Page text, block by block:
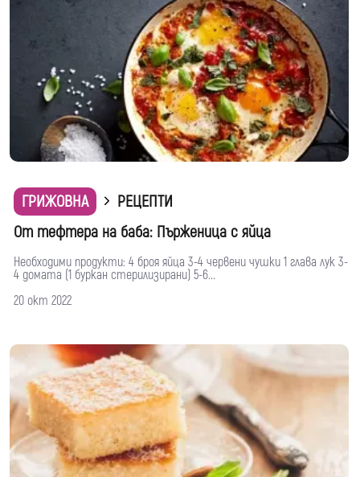
ГРИЖОВНА
РЕЦЕПТИ
От тефтера на баба: Пърженица с яйца
Необходими продукти: 4 броя яйца 3-4 червени чушки 1 глава лук 3-
4 домата (1 буркан стерилизирани) 5-6...
20 окт 2022